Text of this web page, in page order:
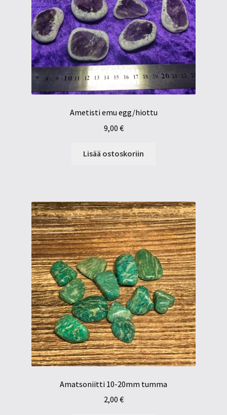
Ametisti emu egg/hiottu
9,00 €
Lisää ostoskoriin
Amatsoniitti 10-20mm tumma
2,00 €